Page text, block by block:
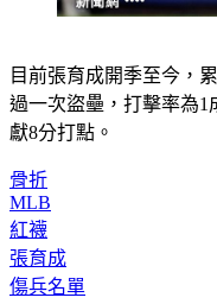
目前張育成開季至今，
過一次盜壘，打擊率為1
獻8分打點。
骨折
MLB
紅襪
張育成
傷兵名單